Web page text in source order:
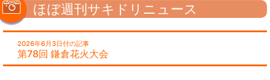
ほぼ週刊サキドリニュース
2026年6月3日付の記事
第78回 鎌倉花火大会